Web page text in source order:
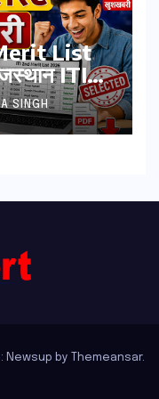
List
लिस्ट
SINGH
Newsup by Themeansar.